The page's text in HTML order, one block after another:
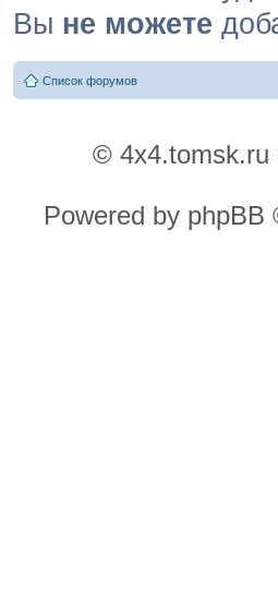
Вы не можете
Список форумов
© 4x4.tomsk.ru
Powered by